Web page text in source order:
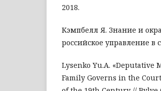
2018.
Кэмпбелл Я. Знание и
российское управление в
Lysenko Yu.A. «Deputative
Family Governs in the